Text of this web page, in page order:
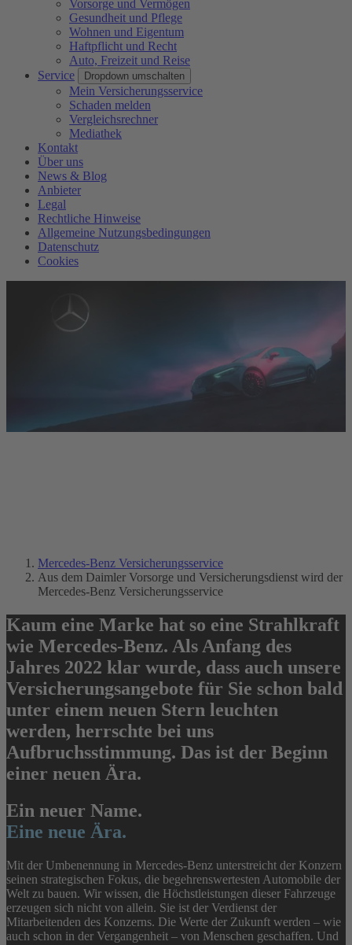
Vorsorge und Vermögen
Gesundheit und Pflege
Wohnen und Eigentum
Haftpflicht und Recht
Auto, Freizeit und Reise
Service
Dropdown umschalten
Mein Versicherungsservice
Schaden melden
Vergleichsrechner
Mediathek
Kontakt
Über uns
News & Blog
Anbieter
Legal
Rechtliche Hinweise
Allgemeine Nutzungsbedingungen
Datenschutz
Cookies
Mercedes-Benz Versicherungsservice
Aus dem Daimler Vorsorge und Versicherungsdienst wird der
Mercedes-Benz Versicherungsservice
Kaum eine Marke hat so eine Strahlkraft
wie Mercedes-Benz. Als Anfang des
Jahres 2022 klar wurde, dass auch unsere
Versicherungsangebote für Sie schon bald
unter einem neuen Stern leuchten
werden, herrschte bei uns
Aufbruchsstimmung. Das ist der Beginn
einer neuen Ära.
Ein neuer Name.
Eine neue Ära.
Mit der Umbenennung in Mercedes-Benz unterstreicht der Konzern
seinen strategischen Fokus, die begehrenswertesten Automobile der
Welt zu bauen. Wir wissen, die Höchstleistungen dieser Fahrzeuge
erzeugen sich nicht von allein. Sie ist der Verdienst der
Mitarbeitenden des Konzerns. Die Werte der Zukunft werden – wie
auch schon in der Vergangenheit – von Menschen geschaffen. Und